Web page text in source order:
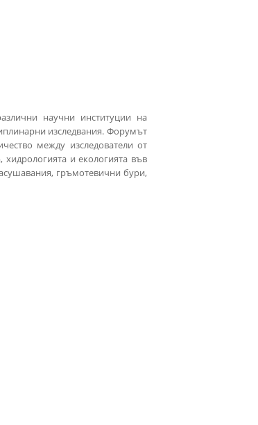
научни институции на
изследвания. Форумът
между изследователи от
и екологията във
гръмотевични бури,